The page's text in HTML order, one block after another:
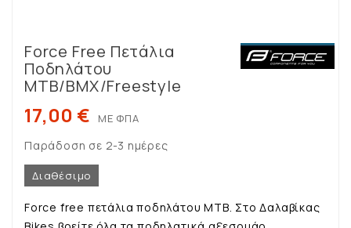
Force Free Πετάλια
Ποδηλάτου
MTB/BMX/Freestyle
17,00 € ΜΕ ΦΠΑ
Παράδοση σε 2-3 ημέρες
Διαθέσιμο
Force free πετάλια ποδηλάτου MTB. Στο Δαλαβίκας